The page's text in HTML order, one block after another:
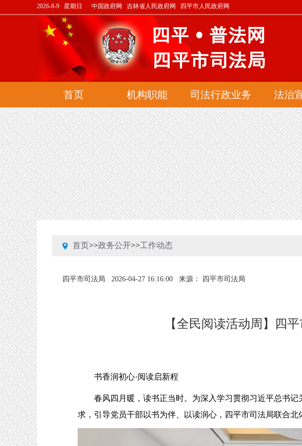
2026-8-9 星期日 中国政府网 吉林省人民政府网 四平市人民政府网
首页 机构职能 司法行政业务 法治
首页>>政务公开>>工作动态
四平市司法局 2026-04-27 16:16:00 来源： 四平市司法局
【全民阅读活动周】四
书香润初心·阅读启新程
春风四月暖，读书正当时。为深入学习贯彻习近平总书记
求，引导党员干部以书为伴、以读润心，四平市司法局联合